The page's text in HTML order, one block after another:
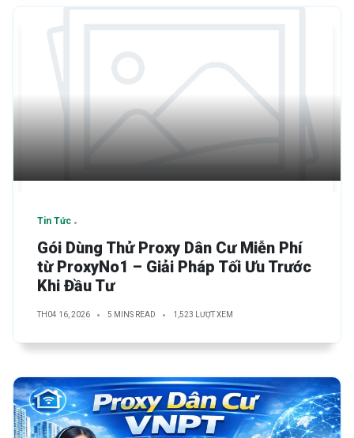
Tin Tức
Gói Dùng Thử Proxy Dân Cư Miễn Phí
từ ProxyNo1 – Giải Pháp Tối Ưu Trước
Khi Đầu Tư
TH04 16, 2026 5 MINS READ 1,523 LƯỢT XEM